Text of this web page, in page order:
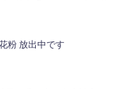
粉 放出中です